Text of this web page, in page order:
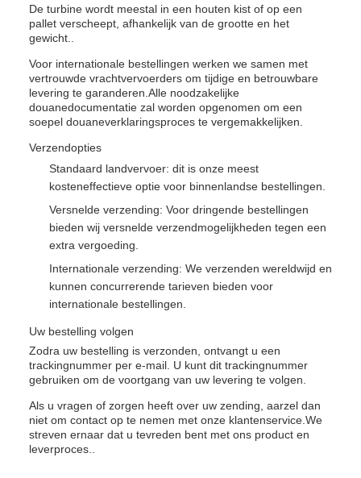
De turbine wordt meestal in een houten kist of op een
pallet verscheept, afhankelijk van de grootte en het
gewicht..
Voor internationale bestellingen werken we samen met
vertrouwde vrachtvervoerders om tijdige en betrouwbare
levering te garanderen.Alle noodzakelijke
douanedocumentatie zal worden opgenomen om een
soepel douaneverklaringsproces te vergemakkelijken.
Verzendopties
Standaard landvervoer: dit is onze meest
kosteneffectieve optie voor binnenlandse bestellingen.
Versnelde verzending: Voor dringende bestellingen
bieden wij versnelde verzendmogelijkheden tegen een
extra vergoeding.
Internationale verzending: We verzenden wereldwijd en
kunnen concurrerende tarieven bieden voor
internationale bestellingen.
Uw bestelling volgen
Zodra uw bestelling is verzonden, ontvangt u een
trackingnummer per e-mail. U kunt dit trackingnummer
gebruiken om de voortgang van uw levering te volgen.
Als u vragen of zorgen heeft over uw zending, aarzel dan
niet om contact op te nemen met onze klantenservice.We
streven ernaar dat u tevreden bent met ons product en
leverproces..